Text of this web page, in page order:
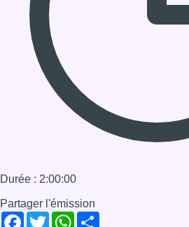
Durée : 2:00:00
Partager l'émission
Facebook
Twitter